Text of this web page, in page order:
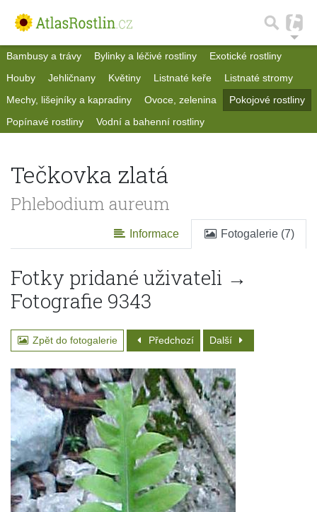
Bambusy a trávy Bylinky a léčivé rostliny
Exotické rostliny
Houby
Jehličnany Květiny Listnaté keře
Listnaté stromy
Mechy, lišejníky a kapradiny
Ovoce, zelenina
Pokojové rostliny
Popínavé rostliny
Vodní a bahenní rostliny
Tečkovka zlatá
Phlebodium aureum
Informace Fotogalerie (7)
Fotky pridané uživateli →
Fotografie 9343
Zpět do fotogalerie Předchozí Další